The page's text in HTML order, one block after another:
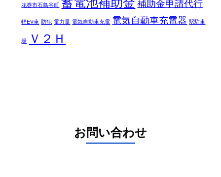
花巻市石鳥谷町
軽EV車 防犯 電力量 電気自動車充電 電気自動車充電器 駅駐車
場 Ｖ２Ｈ
お問い合わせ